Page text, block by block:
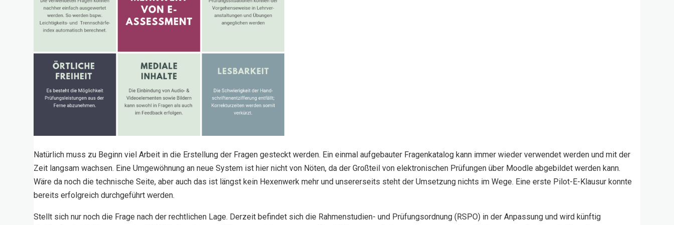
Natürlich muss zu Beginn viel Arbeit in die Erstellung der Fragen gesteckt werden. Ein einmal aufgebauter Fragenkatalog kann immer wieder verwendet werden und mit der
Zeit langsam wachsen. Eine Umgewöhnung an neue System ist hier nicht von Nöten, da der Großteil von elektronischen Prüfungen über Moodle abgebildet werden kann.
Wäre da noch die technische Seite, aber auch das ist längst kein Hexenwerk mehr und unsererseits steht der Umsetzung nichts im Wege. Eine erste Pilot-E-Klausur konnte
bereits erfolgreich durchgeführt werden.
Stellt sich nur noch die Frage nach der rechtlichen Lage. Derzeit befindet sich die Rahmenstudien- und Prüfungsordnung (RSPO) in der Anpassung und wird künftig